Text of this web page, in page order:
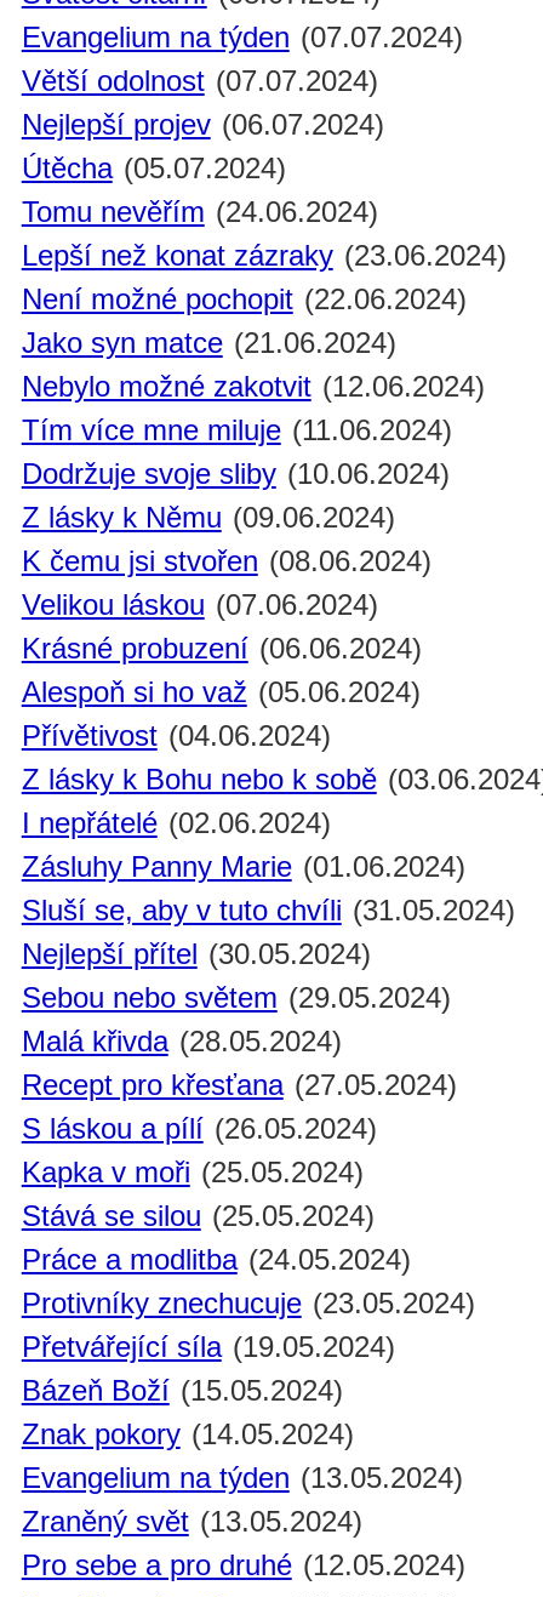
Evangelium na týden (07.07.2024)
Větší odolnost (07.07.2024)
Nejlepší projev (06.07.2024)
Útěcha (05.07.2024)
Tomu nevěřím (24.06.2024)
Lepší než konat zázraky (23.06.2024)
Není možné pochopit (22.06.2024)
Jako syn matce (21.06.2024)
Nebylo možné zakotvit (12.06.2024)
Tím více mne miluje (11.06.2024)
Dodržuje svoje sliby (10.06.2024)
Z lásky k Němu (09.06.2024)
K čemu jsi stvořen (08.06.2024)
Velikou láskou (07.06.2024)
Krásné probuzení (06.06.2024)
Alespoň si ho važ (05.06.2024)
Přívětivost (04.06.2024)
Z lásky k Bohu nebo k sobě
I nepřátelé (02.06.2024)
Zásluhy Panny Marie (01.06.2024)
Sluší se, aby v tuto chvíli (31.05.2024)
Nejlepší přítel (30.05.2024)
Sebou nebo světem (29.05.2024)
Malá křivda (28.05.2024)
Recept pro křesťana (27.05.2024)
S láskou a pílí (26.05.2024)
Kapka v moři (25.05.2024)
Stává se silou (25.05.2024)
Práce a modlitba (24.05.2024)
Protivníky znechucuje (23.05.2024)
Přetvářející síla (19.05.2024)
Bázeň Boží (15.05.2024)
Znak pokory (14.05.2024)
Evangelium na týden (13.05.2024)
Zraněný svět (13.05.2024)
Pro sebe a pro druhé (12.05.2024)